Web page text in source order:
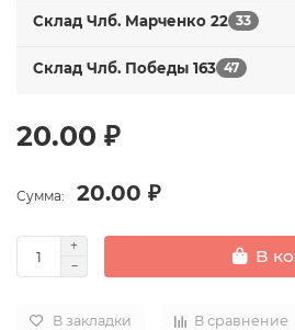
Склад Члб. Марченко 22 33
Склад Члб. Победы 163 47
20.00 ₽
Сумма: 20.00 ₽
В
В закладки В сравнение